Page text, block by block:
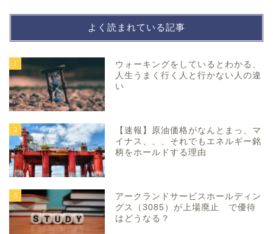
よく読まれている記事
1
ウォーキングをしているとわかる、
人生うまく行く人と行かない人の違
い
2
【速報】原油価格がなんとまっ、マ
イナス、、、それでもエネルギー銘
柄をホールドする理由
3
アークランドサービスホールディン
グス（3085）が上場廃止 で優待
はどうなる？